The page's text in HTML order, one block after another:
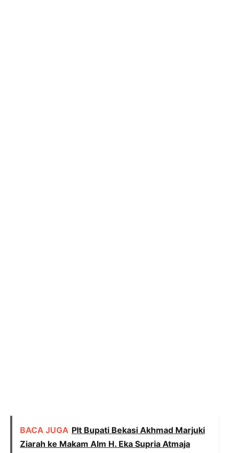
BACA JUGA Plt Bupati Bekasi Akhmad Marjuki
Ziarah ke Makam Alm H. Eka Supria Atmaja